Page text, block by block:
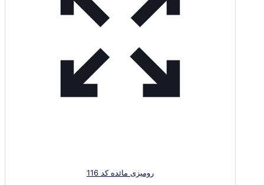
رومیزی مائده کد 116